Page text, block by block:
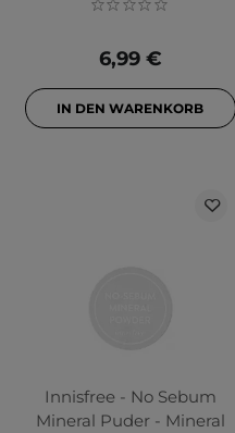
6,99 €
IN DEN WARENKORB
Innisfree - No Sebum
Mineral Puder - Mineral